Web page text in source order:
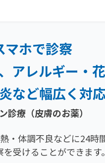
マホで診察
アレルギー・花
など幅広く対
診療（皮膚のお薬）
・体調不良などに24時
受けることができます。